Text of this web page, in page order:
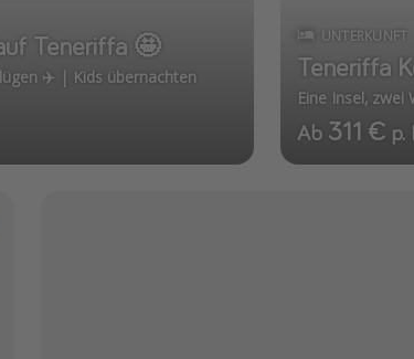
Teneriffa 🤩 UNTERKUNFT
Teneriffa
Eine Insel,
Ab 311 €p.